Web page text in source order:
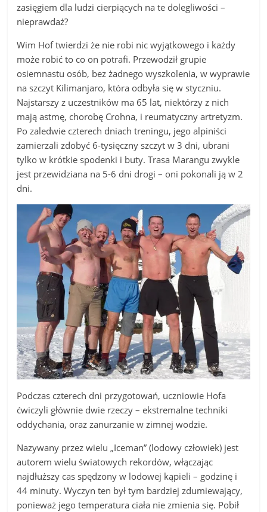
zasięgiem dla ludzi cierpiących na te dolegliwości –
nieprawdaż?
Wim Hof twierdzi że nie robi nic wyjątkowego i każdy
może robić to co on potrafi. Przewodził grupie
osiemnastu osób, bez żadnego wyszkolenia, w wyprawie
na szczyt Kilimanjaro, która odbyła się w styczniu.
Najstarszy z uczestników ma 65 lat, niektórzy z nich
mają astmę, chorobę Crohna, i reumatyczny artretyzm.
Po zaledwie czterech dniach treningu, jego alpiniści
zamierzali zdobyć 6-tysięczny szczyt w 3 dni, ubrani
tylko w krótkie spodenki i buty. Trasa Marangu zwykle
jest przewidziana na 5-6 dni drogi – oni pokonali ją w 2
dni.
Podczas czterech dni przygotowań, uczniowie Hofa
ćwiczyli głównie dwie rzeczy – ekstremalne techniki
oddychania, oraz zanurzanie w zimnej wodzie.
Nazywany przez wielu „Iceman” (lodowy człowiek) jest
autorem wielu światowych rekordów, włączając
najdłuższy cas spędzony w lodowej kąpieli – godzinę i
44 minuty. Wyczyn ten był tym bardziej zdumiewający,
ponieważ jego temperatura ciała nie zmienia się. Pobił